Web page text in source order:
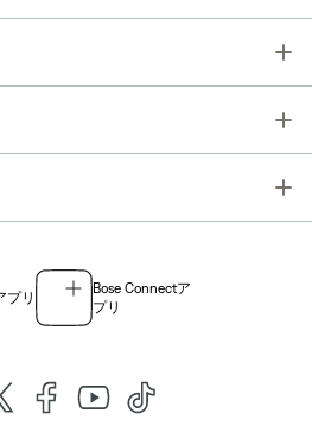
プリ
Bose Connectア
プリ